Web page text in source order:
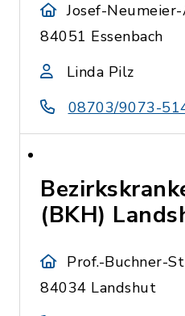
Josef-
84051 Essenbach
Linda Pilz
08703/9073-
(BKH)
Prof.-Buchner-
84034 Landshut